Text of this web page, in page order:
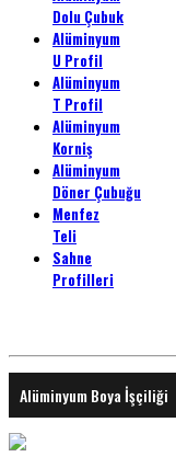
Dolu Çubuk
Alüminyum
U Profil
Alüminyum
T Profil
Alüminyum
Korniş
Alüminyum
Döner Çubuğu
Menfez
Teli
Sahne
Profilleri
Alüminyum Boya İşçiliği